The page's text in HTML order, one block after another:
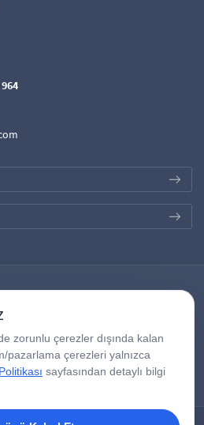
zorunlu çerezler dışında kalan
pazarlama çerezleri yalnızca
sayfasından detaylı bilgi